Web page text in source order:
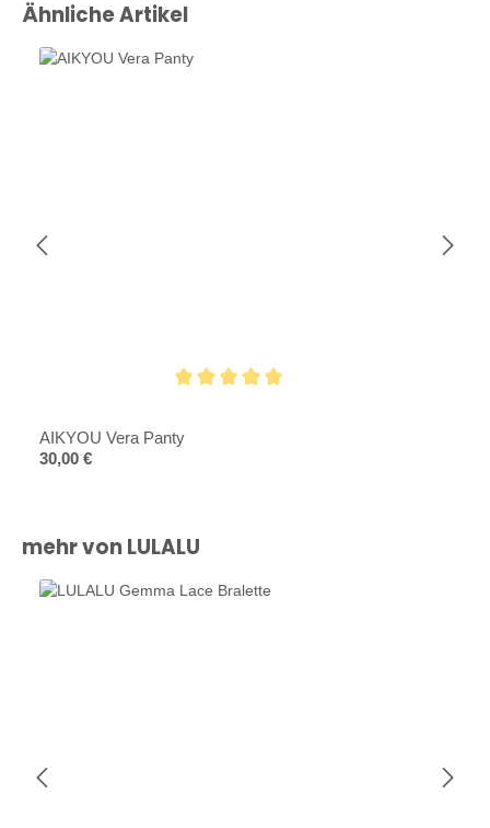
Produktgalerie überspringen
Ähnliche Artikel
AIKYOU Vera Panty
Regulärer Preis:
30,00 €
Produktgalerie überspringen
mehr von LULALU